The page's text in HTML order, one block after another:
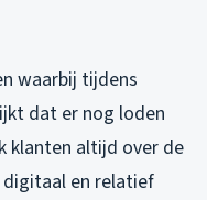
waarbij tijdens
dat er nog loden
klanten altijd over de
digitaal en relatief